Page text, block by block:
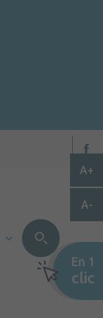
A+
A-
En 1
clic